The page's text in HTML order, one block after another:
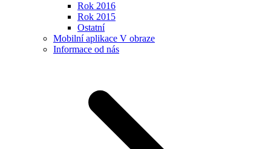
Rok 2016
Rok 2015
Ostatní
Mobilní aplikace V obraze
Informace od nás